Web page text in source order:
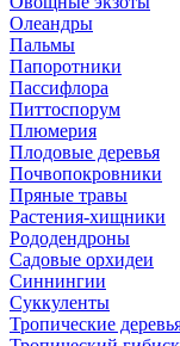
Олеандры
Пальмы
Папоротники
Пассифлора
Питтоспорум
Плюмерия
Плодовые деревья
Почвопокровники
Пряные травы
Растения-хищники
Рододендроны
Садовые орхидеи
Синнингии
Суккуленты
Тропические